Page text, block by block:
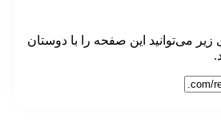
این صفحه را با دوستان